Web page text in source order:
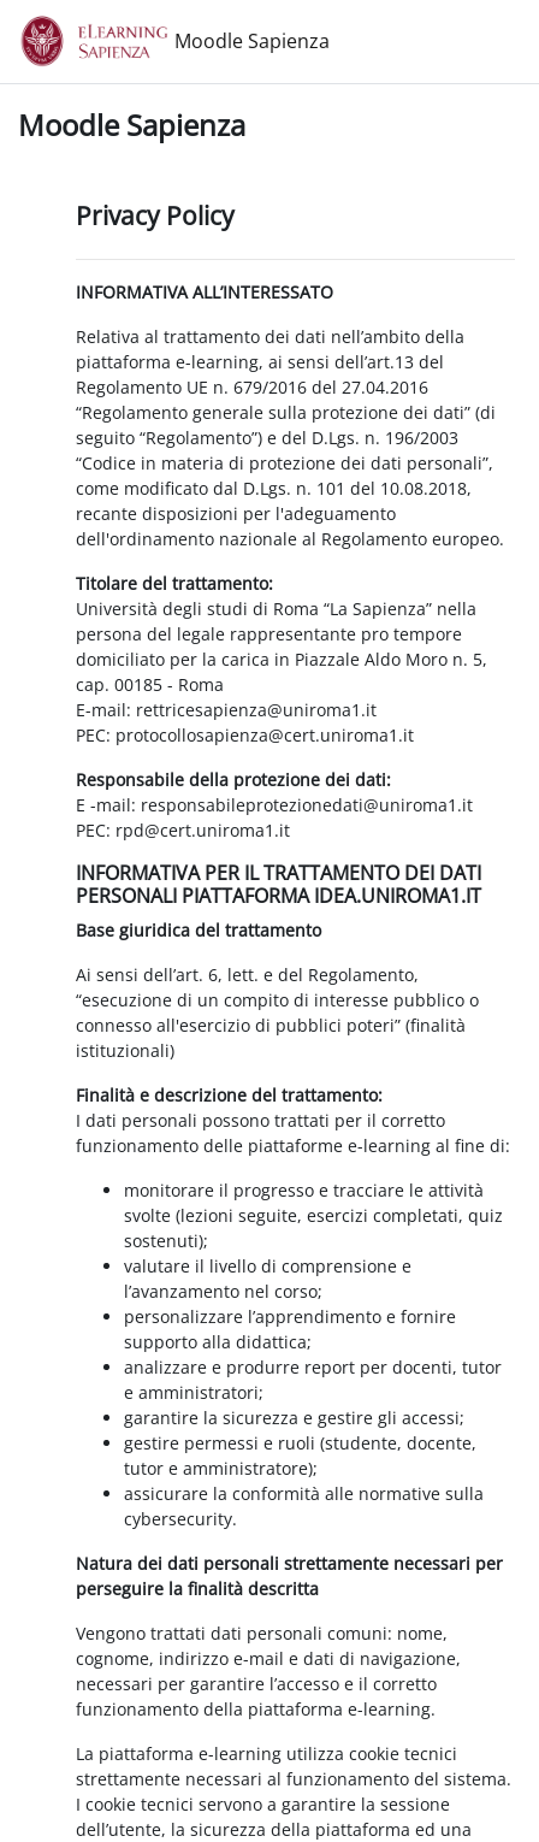
Vai al contenuto principale
Moodle Sapienza
Moodle Sapienza
Privacy Policy
INFORMATIVA ALL’INTERESSATO
Relativa al trattamento dei dati nell’ambito della
piattaforma e-learning, ai sensi dell’art.13 del
Regolamento UE n. 679/2016 del 27.04.2016
“Regolamento generale sulla protezione dei dati” (di
seguito “Regolamento”) e del D.Lgs. n. 196/2003
“Codice in materia di protezione dei dati personali”,
come modificato dal D.Lgs. n. 101 del 10.08.2018,
recante disposizioni per l'adeguamento
dell'ordinamento nazionale al Regolamento europeo.
Titolare del trattamento:
Università degli studi di Roma “La Sapienza” nella
persona del legale rappresentante pro tempore
domiciliato per la carica in Piazzale Aldo Moro n. 5,
cap. 00185 - Roma
E-mail: rettricesapienza@uniroma1.it
PEC: protocollosapienza@cert.uniroma1.it
Responsabile della protezione dei dati:
E -mail: responsabileprotezionedati@uniroma1.it
PEC: rpd@cert.uniroma1.it
INFORMATIVA PER IL TRATTAMENTO DEI DATI
PERSONALI PIATTAFORMA IDEA.UNIROMA1.IT
Base giuridica del trattamento
Ai sensi dell’art. 6, lett. e del Regolamento,
“esecuzione di un compito di interesse pubblico o
connesso all'esercizio di pubblici poteri” (finalità
istituzionali)
Finalità e descrizione del trattamento:
I dati personali possono trattati per il corretto
funzionamento delle piattaforme e-learning al fine di:
monitorare il progresso e tracciare le attività
svolte (lezioni seguite, esercizi completati, quiz
sostenuti);
valutare il livello di comprensione e
l’avanzamento nel corso;
personalizzare l’apprendimento e fornire
supporto alla didattica;
analizzare e produrre report per docenti, tutor
e amministratori;
garantire la sicurezza e gestire gli accessi;
gestire permessi e ruoli (studente, docente,
tutor e amministratore);
assicurare la conformità alle normative sulla
cybersecurity.
Natura dei dati personali strettamente necessari per
perseguire la finalità descritta
Vengono trattati dati personali comuni: nome,
cognome, indirizzo e-mail e dati di navigazione,
necessari per garantire l’accesso e il corretto
funzionamento della piattaforma e-learning.
La piattaforma e-learning utilizza cookie tecnici
strettamente necessari al funzionamento del sistema.
I cookie tecnici servono a garantire la sessione
dell’utente, la sicurezza della piattaforma ed una